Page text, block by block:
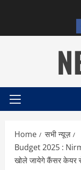
Primary
Home
सभी न्यूज़
Budget 2025 :
खोले जायेगे कैंसर केयर